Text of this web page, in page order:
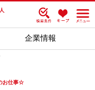
企業情報
お仕事☆